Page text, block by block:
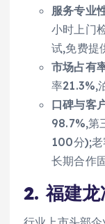
服务专业
小时上门
试,免费提
市场占有
率21.3%,
口碑与客
98.7%,第
100分);
长期合作
2. 福建龙